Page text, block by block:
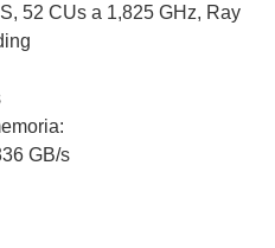
52 CUs a 1,825 GHz, Ray
GB/s